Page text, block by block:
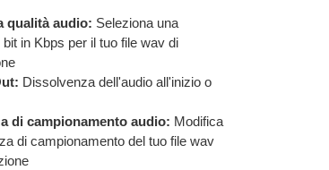
qualità audio: Seleziona una
in Kbps per il tuo file wav di
Dissolvenza dell'audio all'inizio o
di campionamento audio: Modifica
di campionamento del tuo file wav